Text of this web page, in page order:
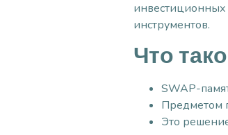
инструментов.
Что
SWAP-
Предметом
Это